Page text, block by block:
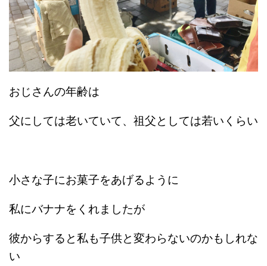
おじさんの年齢は
父にしては老いていて、祖父としては若いくらい
小さな子にお菓子をあげるように
私にバナナをくれましたが
彼からすると私も子供と変わらないのかもしれな
い